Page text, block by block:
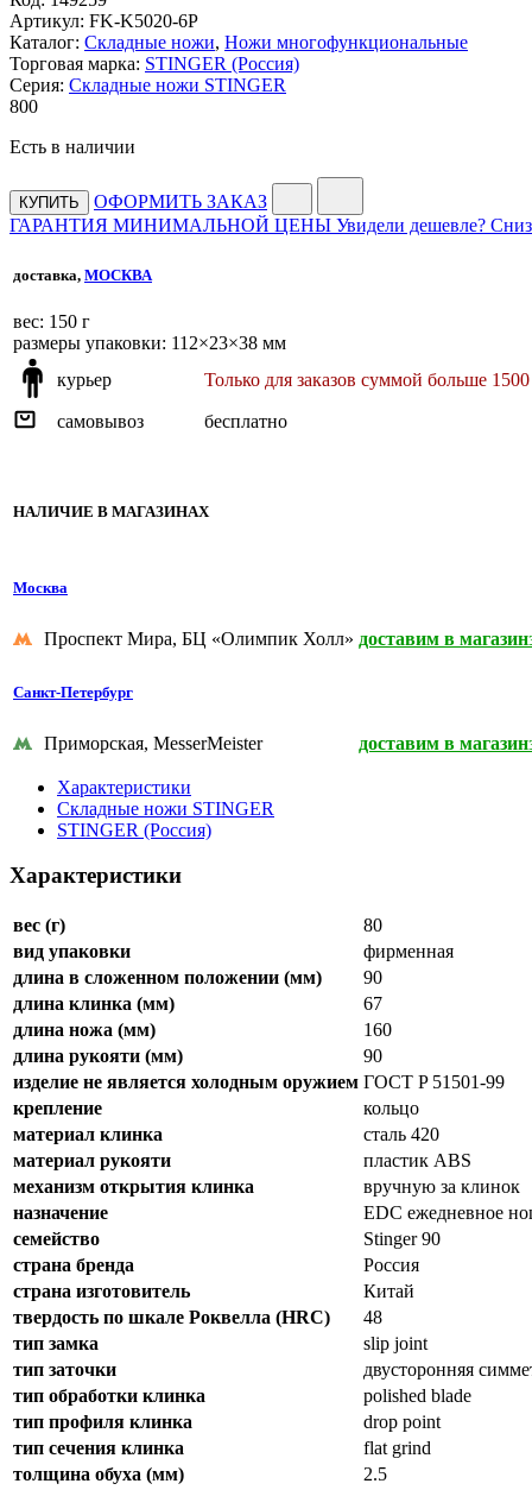
Артикул: FK-K5020-6P
Каталог: Складные ножи, Ножи многофункциональные
Торговая марка: STINGER (Россия)
Серия: Складные ножи STINGER
800
Есть в наличии
КУПИТЬ
ОФОРМИТЬ ЗАКАЗ
ГАРАНТИЯ МИНИМАЛЬНОЙ ЦЕНЫ Увидели дешевле?
доставка, МОСКВА
веc: 150 г
размеры упаковки: 112×23×38 мм
курьер
Только для заказов суммой больше
самовывоз бесплатно
НАЛИЧИЕ В МАГАЗИНАХ
Москва
Проспект Мира, БЦ «Олимпик Холл» доставим в магазин
Санкт-Петербург
Приморская, MesserMeister доставим в магазин
Характеристики
Складные ножи STINGER
STINGER (Россия)
Характеристики
вес (г)
80
вид упаковки
фирменная
длина в сложенном положении (мм)
90
длина клинка (мм)
67
длина ножа (мм)
160
длина рукояти (мм)
90
изделие не является холодным оружием ГОСТ P 51501-99
крепление
кольцо
материал клинка
сталь 420
материал рукояти
пластик ABS
механизм открытия клинка
вручную за клинок
назначение
EDC ежедневное
семейство
Stinger 90
страна бренда
Россия
страна изготовитель
Китай
твердость по шкале Роквелла (HRC)
48
тип замка
slip joint
тип заточки
двусторонняя
тип обработки клинка
polished blade
тип профиля клинка
drop point
тип сечения клинка
flat grind
толщина обуха (мм)
2.5